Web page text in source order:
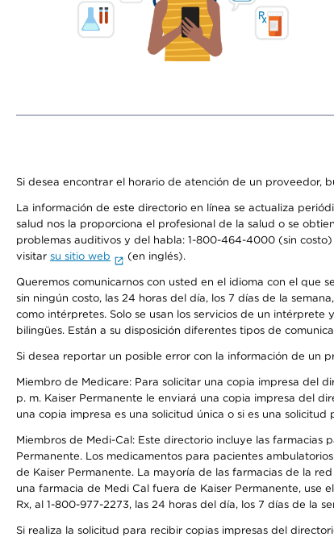
Si desea encontrar el horario de atención de un proveedor,
La información de este directorio en línea se actualiza
salud nos la proporciona el profesional de la salud o se
problemas auditivos y del habla: 1-800-464-4000 (sin costo)
visitar su sitio web (en inglés).
Queremos comunicarnos con usted en el idioma con el que
sin ningún costo, las 24 horas del día, los 7 días de la
como intérpretes. Solo se usan los servicios de un
bilingües. Están a su disposición diferentes tipos de
Si desea reportar un posible error con la información de un
Miembro de Medicare: Para solicitar una copia impresa del
p. m. Kaiser Permanente le enviará una copia impresa del
una copia impresa es una solicitud única o si es una
Miembros de Medi-Cal: Este directorio incluye las
Permanente. Los medicamentos para pacientes
de Kaiser Permanente. La mayoría de las farmacias de la
una farmacia de Medi Cal fuera de Kaiser Permanente, use
Rx, al 1-800-977-2273, las 24 horas del día, los 7 días de la
Si realiza la solicitud para recibir copias impresas del